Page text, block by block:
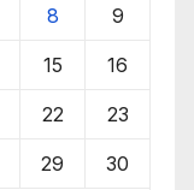
8 9
15 16
22 23
29 30